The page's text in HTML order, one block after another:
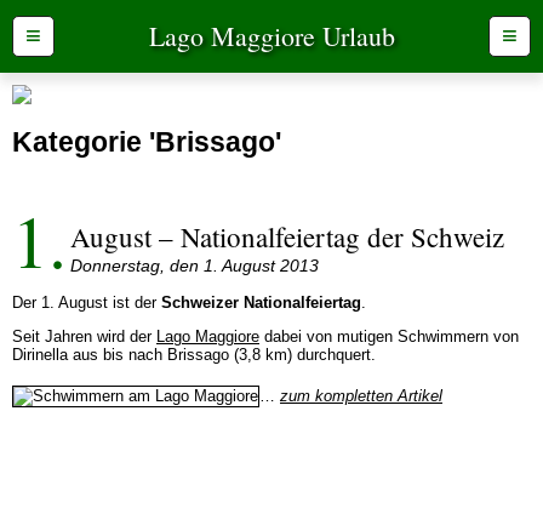
Lago Maggiore Urlaub
≡ ≡
Kategorie 'Brissago'
1. August – Nationalfeiertag der Schweiz
Donnerstag, den 1. August 2013
Der 1. August ist der Schweizer Nationalfeiertag.
Seit Jahren wird der Lago Maggiore dabei von mutigen Schwimmern von
Dirinella aus bis nach Brissago (3,8 km) durchquert.
… zum kompletten Artikel